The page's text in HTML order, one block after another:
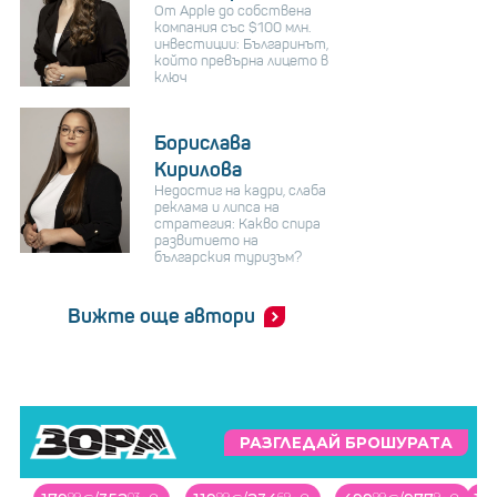
От Apple до собствена
компания със $100 млн.
инвестиции: Българинът,
който превърна лицето в
ключ
Борислава
Кирилова
Недостиг на кадри, слаба
реклама и липса на
стратегия: Какво спира
развитието на
българския туризъм?
Вижте още автори
РАЗГЛЕДАЙ БРОШУРАТА